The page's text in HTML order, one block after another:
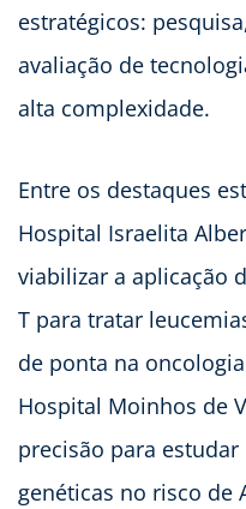
estratégicos:
avaliação de
alta complexidade.
Entre os destaques
Hospital Israelita
viabilizar a aplicação
T para tratar
de ponta na
Hospital Moinhos de
precisão para
genéticas no risco de